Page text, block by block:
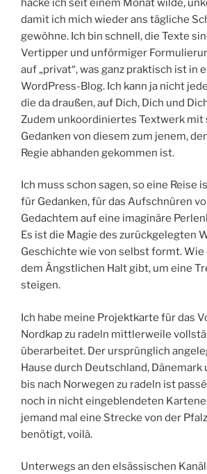
hacke ich seit einem Monat wilde,
damit ich mich wieder ans tägliche
gewöhne. Ich bin schnell, die Texte
Vertipper und unförmiger
auf „privat“, was ganz praktisch ist in
WordPress-Blog. Ich kann ja nicht
die da draußen, auf Dich, Dich und
Zudem unkoordiniertes Textwerk mit
Gedanken von diesem zum jenem,
Regie abhanden gekommen ist.
Ich muss schon sagen, so eine Reise
für Gedanken, für das Aufschnüren
Gedachtem auf eine imaginäre
Es ist die Magie des zurückgelegten
Geschichte wie von selbst formt. Wie
dem Ängstlichen Halt gibt, um eine
steigen.
Ich habe meine Projektkarte für das
Nordkap zu radeln mittlerweile
überarbeitet. Der ursprünglich
Hause durch Deutschland, Dänemark
bis nach Norwegen zu radeln ist
noch in nicht eingeblendeten
jemand mal eine Strecke von der
benötigt, voilà.
Unterwegs an den elsässischen